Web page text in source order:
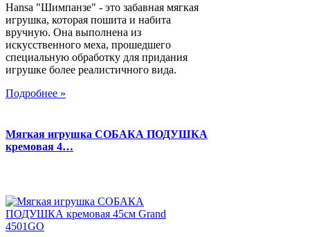
Hansa "Шимпанзе" - это забавная мягкая
игрушка, которая пошита и набита
вручную. Она выполнена из
искусственного меха, прошедшего
специальную обработку для придания
игрушке более реалистичного вида.
Подробнее »
Мягкая игрушка СОБАКА ПОДУШКА
кремовая 4…